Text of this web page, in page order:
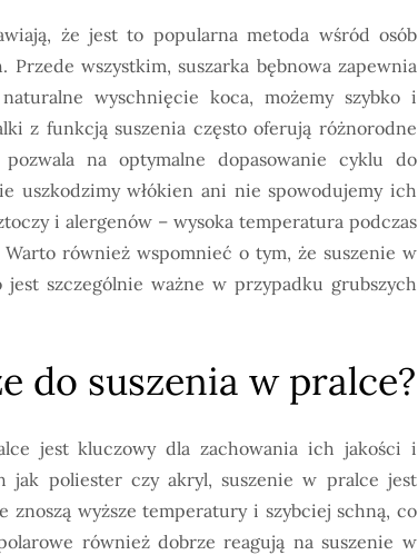
że jest to popularna metoda wśród osób
wszystkim, suszarka bębnowa zapewnia
wyschnięcie koca, możemy szybko i
z funkcją suszenia często oferują różnorodne
na optymalne dopasowanie cyklu do
uszkodzimy włókien ani nie spowodujemy ich
i alergenów – wysoka temperatura podczas
również wspomnieć o tym, że suszenie w
szczególnie ważne w przypadku grubszych
do suszenia w pralce?
jest kluczowy dla zachowania ich jakości i
jak poliester czy akryl, suszenie w pralce jest
znoszą wyższe temperatury i szybciej schną, co
również dobrze reagują na suszenie w